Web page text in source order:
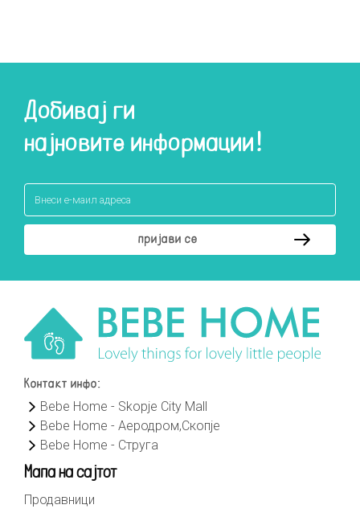
Добивај ги
најновите информации!
Контакт инфо:
Bebe Home - Skopje City Mall
Bebe Home - Аеродром,Скопје
Bebe Home - Струга
Мапа на сајтот
Продавници